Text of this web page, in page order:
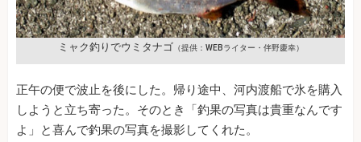
ミャク釣りでウミタナゴ （提供：WEBライター・伴野慶幸）
正午の便で波止を後にした。帰り途中、河内渡船で氷を購入
しようと立ち寄った。そのとき「釣果の写真は貴重なんです
よ」と喜んで釣果の写真を撮影してくれた。